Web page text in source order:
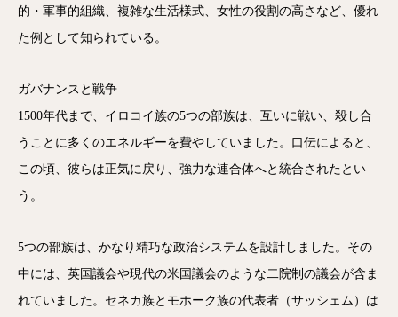
的・軍事的組織、複雑な生活様式、女性の役割の高さなど、優れ
た例として知られている。
ガバナンスと戦争
1500年代まで、イロコイ族の5つの部族は、互いに戦い、殺し合
うことに多くのエネルギーを費やしていました。口伝によると、
この頃、彼らは正気に戻り、強力な連合体へと統合されたとい
う。
5つの部族は、かなり精巧な政治システムを設計しました。その
中には、英国議会や現代の米国議会のような二院制の議会が含ま
れていました。セネカ族とモホーク族の代表者（サッシェム）は